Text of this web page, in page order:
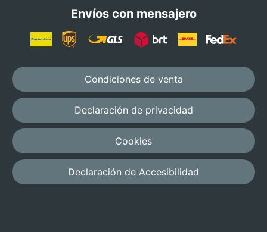
Envíos con mensajero
Condiciones de venta
Declaración de privacidad
Cookies
Declaración de Accesibilidad